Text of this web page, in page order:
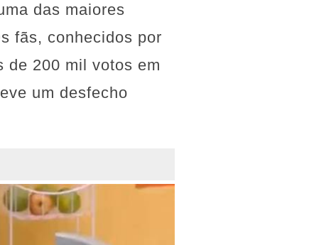
das maiores
fãs, conhecidos por
de 200 mil votos em
um desfecho